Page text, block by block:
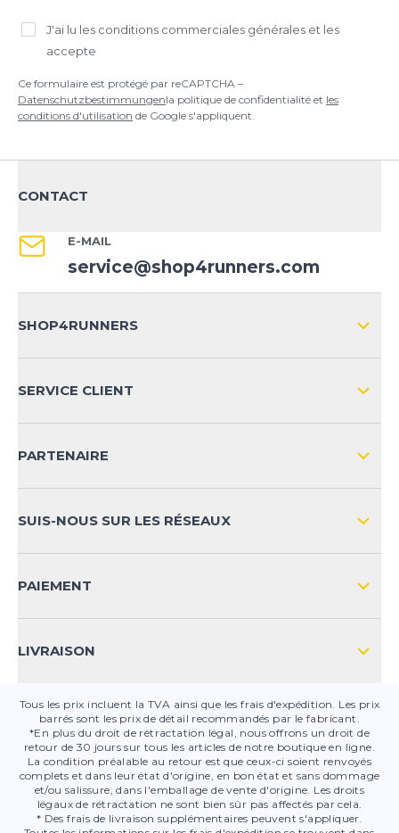
J'ai lu les conditions commerciales générales et les
accepte
Ce formulaire est protégé par reCAPTCHA –
Datenschutzbestimmungenla politique de confidentialité et les
conditions d'utilisation de Google s'appliquent.
CONTACT
E-MAIL
service@shop4runners.com
SHOP4RUNNERS
SERVICE CLIENT
CONTACT
SÉCURITÉ DES PRODUITS
PARTENAIRE
SUIS-NOUS SUR LES RÉSEAUX
PAIEMENT
LIVRAISON
Tous les prix incluent la TVA ainsi que les frais d'expédition. Les prix
barrés sont les prix de détail recommandés par le fabricant.
*En plus du droit de rétractation légal, nous offrons un droit de
retour de 30 jours sur tous les articles de notre boutique en ligne.
La condition préalable au retour est que ceux-ci soient renvoyés
complets et dans leur état d'origine, en bon état et sans dommage
et/ou salissure, dans l'emballage de vente d'origine. Les droits
légaux de rétractation ne sont bien sûr pas affectés par cela.
* Des frais de livraison supplémentaires peuvent s'appliquer.